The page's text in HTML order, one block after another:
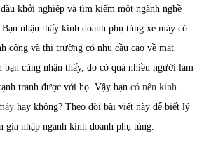
khởi nghiệp và tìm kiếm một ngành nghề
nhận thấy kinh doanh phụ tùng xe máy có
công và thị trường có nhu cầu cao về mặt
bạn cũng nhận thấy, do có quá nhiều người làm
tranh được với họ. Vậy bạn có nên kinh
hay không? Theo dõi bài viết này để biết lý
gia nhập ngành kinh doanh phụ tùng.